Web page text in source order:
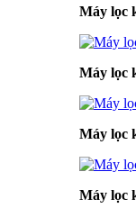
Máy lọc
Máy lọc
Máy lọc
Máy lọc